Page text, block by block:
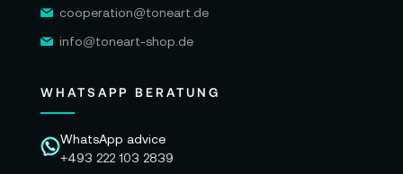
cooperation@toneart.de
info@toneart-shop.de
WHATSAPP BERATUNG
WhatsApp advice
+493 222 103 2839